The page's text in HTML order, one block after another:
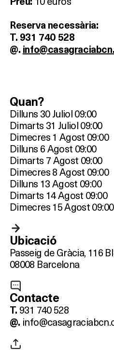
Activitats
Reserva necessària:
T. 931 740 528
@.
Quan?
Dilluns 30 Juliol 09:00
Dimarts 31 Juliol 09:00
Dimecres 1 Agost 09:00
Dilluns 6 Agost 09:00
Dimarts 7 Agost 09:00
Dimecres 8 Agost 09:00
Dilluns 13 Agost 09:00
Dimarts 14 Agost 09:00
Dimecres 15 Agost 09:00
Ubicació
Passeig de Gràcia, 116
08008 Barcelona
Contacte
T. 931 740 528
@.